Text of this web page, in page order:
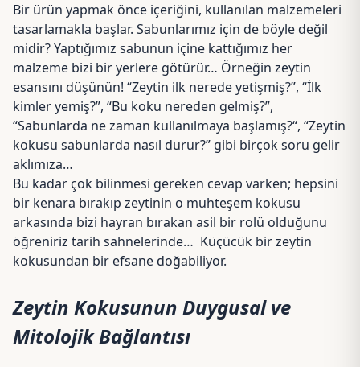
Bir ürün yapmak önce içeriğini, kullanılan malzemeleri
tasarlamakla başlar. Sabunlarımız için de böyle değil
midir? Yaptığımız sabunun içine kattığımız her
malzeme bizi bir yerlere götürür… Örneğin zeytin
esansını düşünün! “Zeytin ilk nerede yetişmiş?”, “İlk
kimler yemiş?”, “Bu koku nereden gelmiş?”,
“Sabunlarda ne zaman kullanılmaya başlamış?“, “Zeytin
kokusu sabunlarda nasıl durur?” gibi birçok soru gelir
aklımıza…
Bu kadar çok bilinmesi gereken cevap varken; hepsini
bir kenara bırakıp zeytinin o muhteşem kokusu
arkasında bizi hayran bırakan asil bir rolü olduğunu
öğreniriz tarih sahnelerinde… Küçücük bir zeytin
kokusundan bir efsane doğabiliyor.
Zeytin Kokusunun Duygusal ve
Mitolojik Bağlantısı